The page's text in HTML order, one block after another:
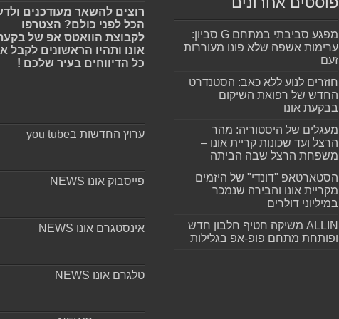
מפגע סביבתי במתחם G סביון:
ערימות אשפה שלא פונו מעוררות
זעם
חוזרים לנוע ללא כאב: הסטנדרט
החדש של רפואת השיקום
בבקעת אונו
מעגלים של היסטוריה: מהר
הרצל ועד שכונות קריית אונו –
משפחת הרצל שבה הביתה
הסטארטאפ "דונדי" של היזמים
מקריית אונו והבירה שנמכר
במיליוני דולרים
ALLIN משיקה חטיף חלבון חדש
ופותחת מתחם פופ-אפ בגלילות
רוצים להשאר מעודכנים
הכל לפני כולם? הצטרפו
לקבוצת הוואטס אפ של
אונו ותהיו הראשונים לקבל
כל הדיווחים בעיר שלכם !
ערוץ החדשות בyou tube
פייסבוק אונו NEWS
אינסטגרם אונו NEWS
טלגרם אונו NEWS